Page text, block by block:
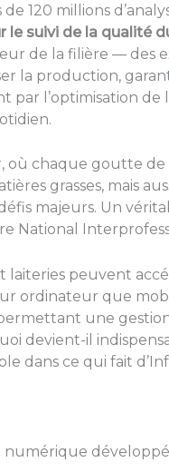
120 millions
le suivi de la qualité
de la filière — des
la production,
par l’optimisation
où chaque goutte
grasses, mais
majeurs. Un
National
peuvent
ordinateur que
une
devient-il
dans ce qui fait